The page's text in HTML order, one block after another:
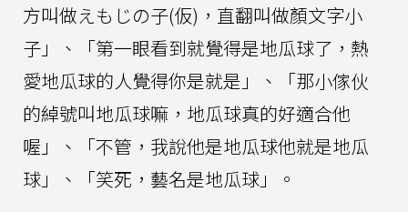
方叫做えもじの子(仮)，直翻叫做顏文字小
子」、「第一眼看到就覺得是地瓜球了，熱
愛地瓜球的人覺得你是就是」、「那小傢伙
的綽號叫地瓜球嘛，地瓜球真的好適合他
喔」、「不管，我說他是地瓜球他就是地瓜
球」、「笑死，藝名是地瓜球」。